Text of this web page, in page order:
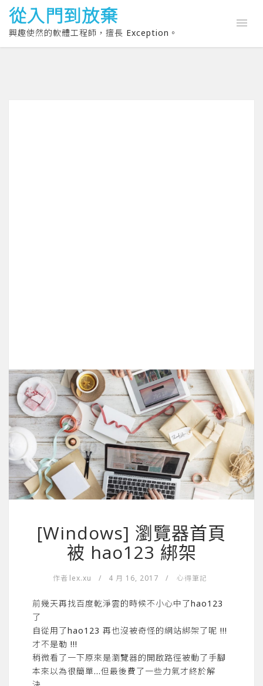
從入門到放棄
興趣使然的軟體工程師，擅長 Exception。
[Windows] 瀏覽器首頁
被 hao123 綁架
作者 lex.xu / 4 月 16, 2017 / 心得筆記
前幾天再找百度乾淨雲的時候不小心中了hao123
了
自從用了hao123 再也沒被奇怪的網站綁架了呢 !!!
才不是勒 !!!
稍微看了一下原來是瀏覽器的開啟路徑被動了手腳
本來以為很簡單…但最後費了一些力氣才終於解